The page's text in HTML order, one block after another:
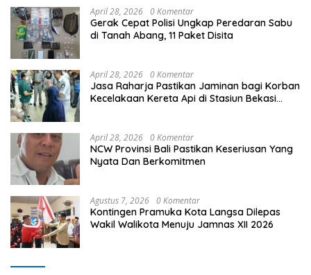
April 28, 2026 0 Komentar
Gerak Cepat Polisi Ungkap Peredaran Sabu
di Tanah Abang, 11 Paket Disita
April 28, 2026 0 Komentar
Jasa Raharja Pastikan Jaminan bagi Korban
Kecelakaan Kereta Api di Stasiun Bekasi
April 28, 2026 0 Komentar
NCW Provinsi Bali Pastikan Keseriusan Yang
Nyata Dan Berkomitmen
Agustus 7, 2026 0 Komentar
Kontingen Pramuka Kota Langsa Dilepas
Wakil Walikota Menuju Jamnas XII 2026